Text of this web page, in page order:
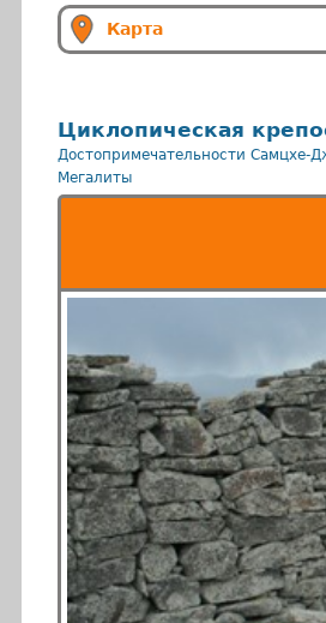
Карта
Циклопическая
Достопримечательности Самцхе-
Мегалиты